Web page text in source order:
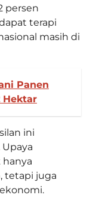
persen
terapi
masih di
Panen
Hektar
ini
hanya
tetapi juga